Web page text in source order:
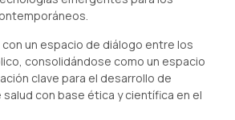
un espacio de diálogo entre los
consolidándose como un espacio
clave para el desarrollo de
con base ética y científica en el